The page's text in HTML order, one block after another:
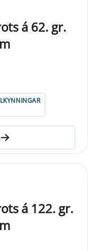
á 62. gr.
á 122. gr.